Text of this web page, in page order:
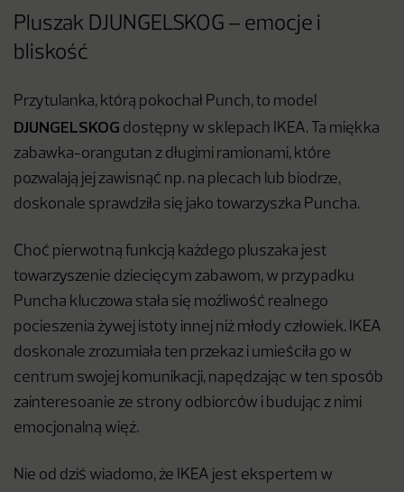
Pluszak DJUNGELSKOG – emocje i
bliskość
Przytulanka, którą pokochał Punch, to model
DJUNGELSKOG dostępny w sklepach IKEA. Ta miękka
zabawka-orangutan z długimi ramionami, które
pozwalają jej zawisnąć np. na plecach lub biodrze,
doskonale sprawdziła się jako towarzyszka Puncha.
Choć pierwotną funkcją każdego pluszaka jest
towarzyszenie dziecięcym zabawom, w przypadku
Puncha kluczowa stała się możliwość realnego
pocieszenia żywej istoty innej niż młody człowiek. IKEA
doskonale zrozumiała ten przekaz i umieściła go w
centrum swojej komunikacji, napędzając w ten sposób
zainteresoanie ze strony odbiorców i budując z nimi
emocjonalną więź.
Nie od dziś wiadomo, że IKEA jest ekspertem w